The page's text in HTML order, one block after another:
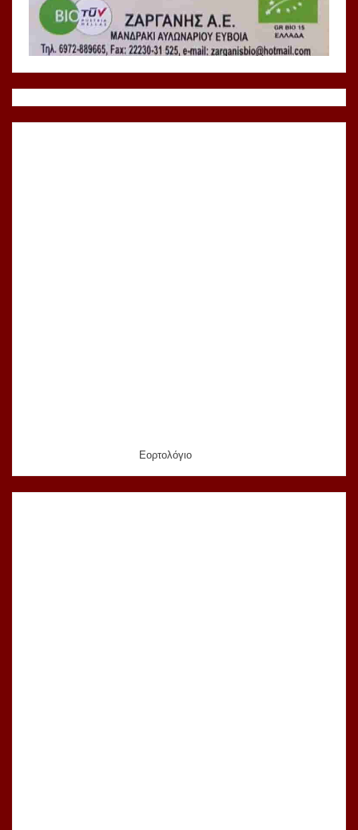
Εορτολόγιο